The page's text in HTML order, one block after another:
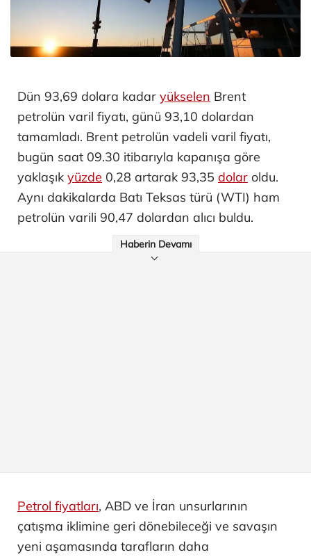
Dün 93,69 dolara kadar yükselen Brent
petrolün varil fiyatı, günü 93,10 dolardan
tamamladı. Brent petrolün vadeli varil fiyatı,
bugün saat 09.30 itibarıyla kapanışa göre
yaklaşık yüzde 0,28 artarak 93,35 dolar oldu.
Aynı dakikalarda Batı Teksas türü (WTI) ham
petrolün varili 90,47 dolardan alıcı buldu.
Haberin Devamı
Petrol fiyatları, ABD ve İran unsurlarının
çatışma iklimine geri dönebileceği ve savaşın
yeni aşamasında tarafların daha